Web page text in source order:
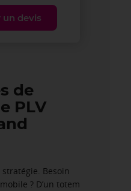
un devis
de
PLV
Besoin
? D’un totem